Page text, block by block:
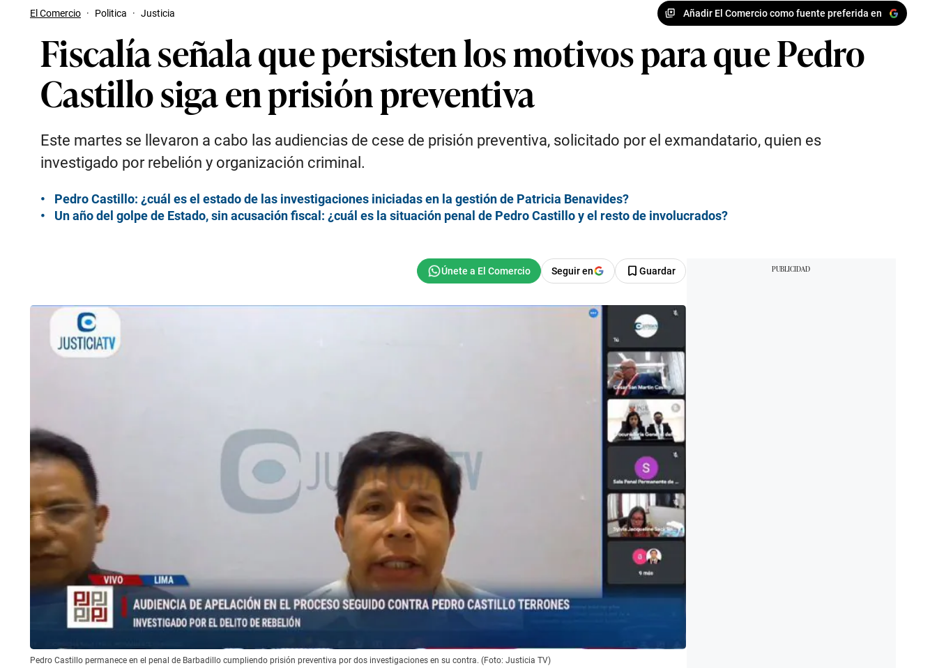
El Comercio · Politica · Justicia Añadir El Comercio como fuente preferida en
Fiscalía señala que persisten los motivos para que Pedro
Castillo siga en prisión preventiva
Este martes se llevaron a cabo las audiencias de cese de prisión preventiva, solicitado por el exmandatario, quien es
investigado por rebelión y organización criminal.
Pedro Castillo: ¿cuál es el estado de las investigaciones iniciadas en la gestión de Patricia Benavides?
Un año del golpe de Estado, sin acusación fiscal: ¿cuál es la situación penal de Pedro Castillo y el resto de involucrados?
Seguir en Guardar
Pedro Castillo permanece en el penal de Barbadillo cumpliendo prisión preventiva por dos investigaciones en su contra. (Foto: Justicia TV)